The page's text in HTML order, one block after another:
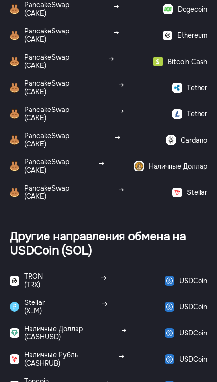
PancakeSwap
(CAKE)
Dogecoin
PancakeSwap
(CAKE)
Ethereum
PancakeSwap
(CAKE)
Bitcoin Cash
PancakeSwap
(CAKE)
Tether
PancakeSwap
(CAKE)
Tether
PancakeSwap
(CAKE)
Cardano
PancakeSwap
(CAKE)
Наличные Доллар
PancakeSwap
(CAKE)
Stellar
Другие направления обмена на
USDCoin (SOL)
TRON
(TRX)
USDCoin
Stellar
(XLM)
USDCoin
Наличные Доллар
(CASHUSD)
USDCoin
Наличные Рубль
(CASHRUB)
USDCoin